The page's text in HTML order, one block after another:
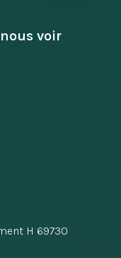
voir
H 69730